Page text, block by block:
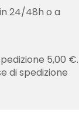
24/48h o a
5,00 €.
di spedizione